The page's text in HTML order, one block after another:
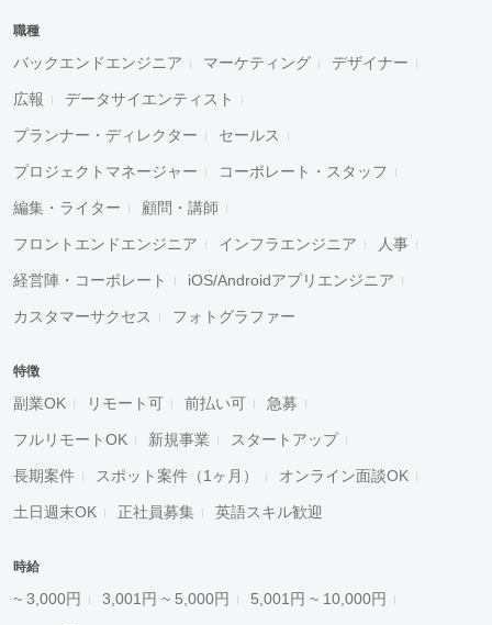
職種
バックエンドエンジニア マーケティング デザイナー
広報 データサイエンティスト
プランナー・ディレクター セールス
プロジェクトマネージャー コーポレート・スタッフ
編集・ライター 顧問・講師
フロントエンドエンジニア インフラエンジニア 人事
経営陣・コーポレート iOS/Androidアプリエンジニア
カスタマーサクセス フォトグラファー
特徴
副業OK リモート可 前払い可 急募
フルリモートOK 新規事業 スタートアップ
長期案件 スポット案件（1ヶ月） オンライン面談OK
土日週末OK 正社員募集 英語スキル歓迎
時給
~ 3,000円 3,001円 ~ 5,000円 5,001円 ~ 10,000円